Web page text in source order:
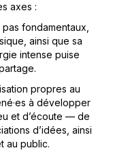
axes :
fondamentaux,
ainsi que sa
intense puise
propres au
à développer
et d’écoute — de
d’idées, ainsi
au public.